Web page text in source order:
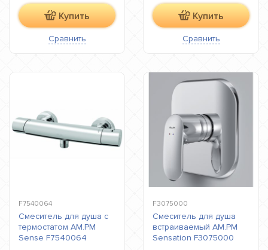
Купить
Сравнить
Купить
Сравнить
F7540064
Смеситель для душа с
термостатом AM.PM
Sense F7540064
F3075000
Cмеситель для душа
встраиваемый AM.PM
Sensation F3075000